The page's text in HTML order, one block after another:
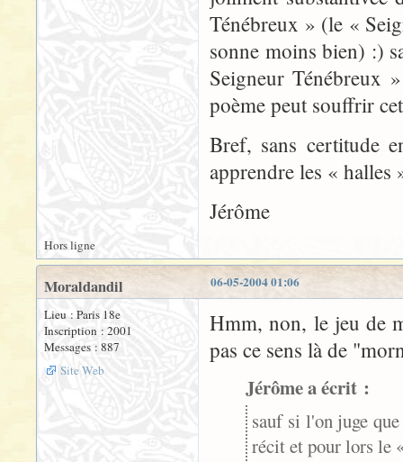
Ténébreux » (le «
sonne moins bien) :)
Seigneur Ténébreux
poème peut souffrir
Bref, sans certitude
apprendre les « halles
Jérôme
Hors ligne
06-05-2004 01:06
Moraldandil
Lieu : Paris 18e
Inscription : 2001
Messages : 887
Site Web
Hmm, non, le jeu de
pas ce sens là de
Jérôme a écrit :
sauf si l'on juge
récit et pour lors le